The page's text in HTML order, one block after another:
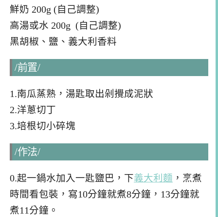
鮮奶 200g (自己調整)
高湯或水 200g (自己調整)
黑胡椒、鹽、義大利香料
/前置/
1.南瓜蒸熟，湯匙取出剁攪成泥狀
2.洋蔥切丁
3.培根切小碎塊
/作法/
0.起一鍋水加入一匙鹽巴，下義大利麵 ，烹煮
時間看包裝， 寫10分鐘就煮8分鐘，13分鐘就
煮11分鐘。